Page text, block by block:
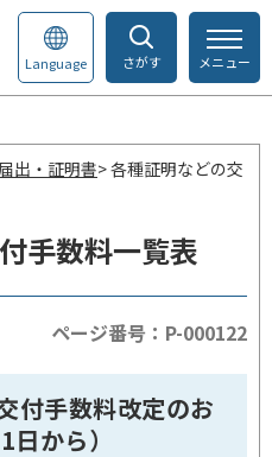
さがす
Language メニュー
出・証明書> 各種証明などの交
手数料一覧表
ページ番号：P-000122
付手数料改定のお
から）